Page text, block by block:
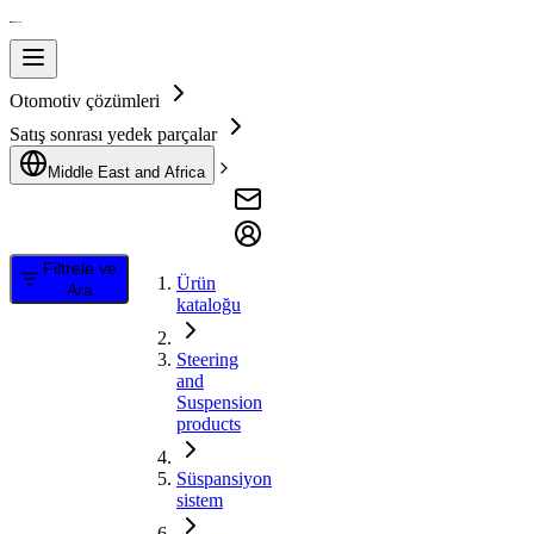
Otomotiv çözümleri
Satış sonrası yedek parçalar
Middle East and Africa
Filtrele ve
Ara
Ürün
kataloğu
Steering
and
Suspension
products
Süspansiyon
sistem